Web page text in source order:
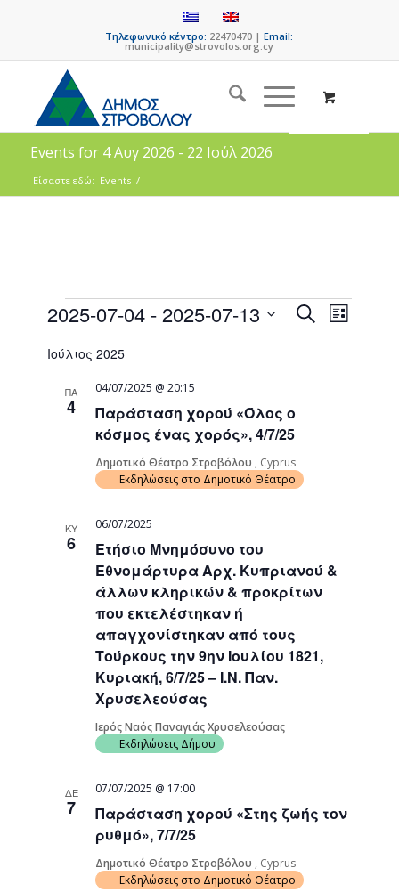
Τηλεφωνικό κέντρο: 22470470 |Email:
municipality@strovolos.org.cy
Events for 4 Αυγ 2026 - 22 Ιούλ 2026
Είσαστε εδώ: Events /
Events
SearchEvent
Views
List
2025-07-04 - 2025-07-13
date.
Ιούλιος 2025
ΠΑ
4
Παράσταση χορού «Όλος ο
κόσμος ένας χορός», 4/7/25
04/07/2025 @ 20:15
Δημοτικό Θέατρο Στροβόλου , Cyprus
Εκδηλώσεις στο Δημοτικό Θέατρο
ΚΥ
6
Ετήσιο Μνημόσυνο του
Εθνομάρτυρα Αρχ. Κυπριανού &
άλλων κληρικών & προκρίτων
που εκτελέστηκαν ή
απαγχονίστηκαν από τους
Τούρκους την 9ην Ιουλίου 1821,
Κυριακή, 6/7/25 – Ι.Ν. Παν.
Χρυσελεούσας
06/07/2025
Ιερός Ναός Παναγιάς Χρυσελεούσας
Εκδηλώσεις Δήμου
ΔΕ
7
Παράσταση χορού «Στης ζωής τον
ρυθμό», 7/7/25
07/07/2025 @ 17:00
Δημοτικό Θέατρο Στροβόλου , Cyprus
Εκδηλώσεις στο Δημοτικό Θέατρο